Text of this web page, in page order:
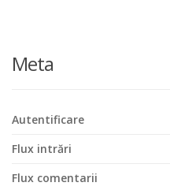
Meta
Autentificare
Flux intrări
Flux comentarii